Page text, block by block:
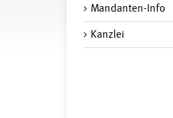
Mandanten-Info
Kanzlei